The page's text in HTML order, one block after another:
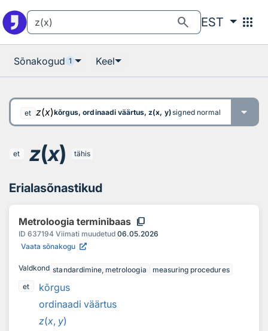
search EST apps
Sõnakogud 1 Keel
et z(x)kõrgus, ordinaadi väärtus, z(x, y)signed normal distance
et z(x) tähis
Erialasõnastikud
Metroloogia terminibaas content_copy
ID 637194 Viimati muudetud 06.05.2026
Vaata sõnakogu
Valdkond standardimine, metroloogia
measuring procedures
et
kõrgus
ordinaadi väärtus
z(x, y)